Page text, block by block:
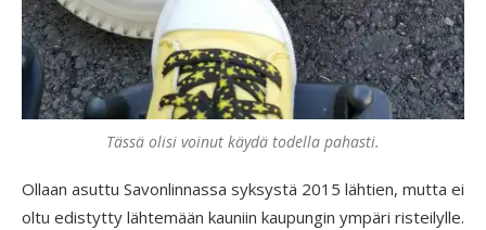
Tässä olisi voinut käydä todella pahasti.
Ollaan asuttu Savonlinnassa syksystä 2015 lähtien, mutta ei
oltu edistytty lähtemään kauniin kaupungin ympäri risteilylle.